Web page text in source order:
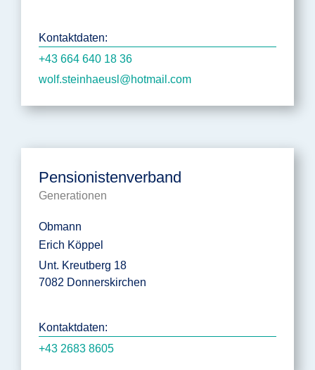
Kontaktdaten:
+43 664 640 18 36
wolf.steinhaeusl@hotmail.com
Pensionistenverband
Generationen
Obmann
Erich Köppel
Unt. Kreutberg 18
7082 Donnerskirchen
Kontaktdaten:
+43 2683 8605